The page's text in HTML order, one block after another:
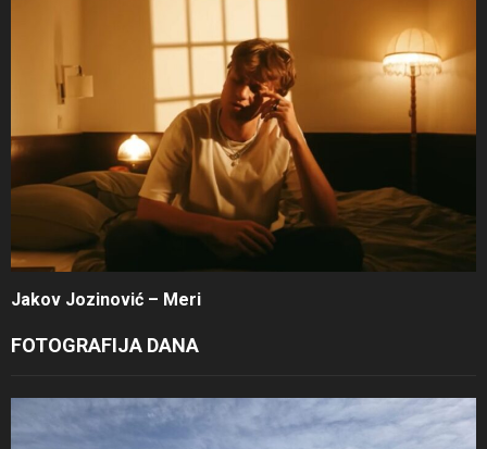
Jakov Jozinović – Meri
FOTOGRAFIJA DANA